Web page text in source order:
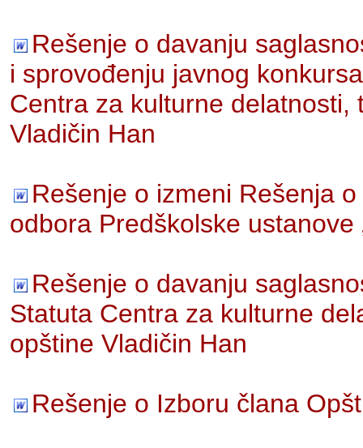
Rešenje o davanju
i sprovođenju javnog
Centra za kulturne
Vladičin Han
Rešenje o izmeni Rešenja
odbora Predškolske ustanove
Rešenje o davanju
Statuta Centra za kulturne
opštine Vladičin Han
Rešenje o Izboru člana